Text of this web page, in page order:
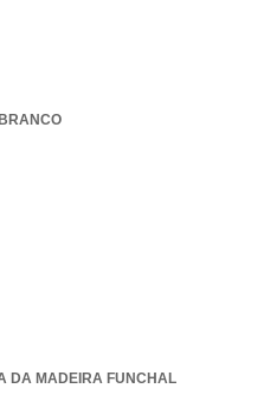
DA MADEIRA FUNCHAL